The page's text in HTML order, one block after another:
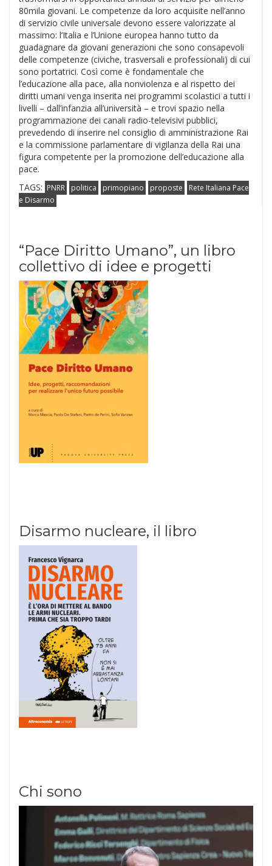
80mila giovani. Le competenze da loro acquisite nell’anno
di servizio civile universale devono essere valorizzate al
massimo: l’Italia e l’Unione europea hanno tutto da
guadagnare da giovani generazioni che sono consapevoli
delle competenze (civiche, trasversali e professionali) di cui
sono portatrici. Così come è fondamentale che
l’educazione alla pace, alla nonviolenza e al rispetto dei
diritti umani venga inserita nei programmi scolastici a tutti i
livelli – dall’infanzia all’università – e trovi spazio nella
programmazione dei canali radio-televisivi pubblici,
prevedendo di inserire nel consiglio di amministrazione Rai
e la commissione parlamentare di vigilanza della Rai una
figura competente per la promozione dell’educazione alla
pace.
TAGS: PNRR politica primopiano proposte
Rete Italiana Pace
e Disarmo
“Pace Diritto Umano”, un libro
collettivo di idee e progetti
Disarmo nucleare, il libro
Chi sono